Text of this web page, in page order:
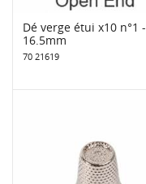
Dé verge étui x10 n°1 -
16.5mm
70 21619